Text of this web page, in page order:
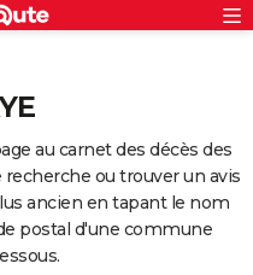
au carnet des décès des
recherche ou trouver un avis
ancien en tapant le nom
postal d'une commune